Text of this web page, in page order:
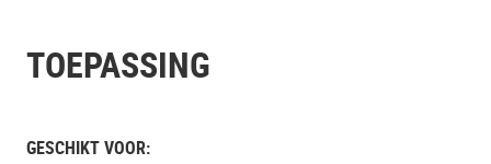
TOEPASSING
GESCHIKT VOOR: